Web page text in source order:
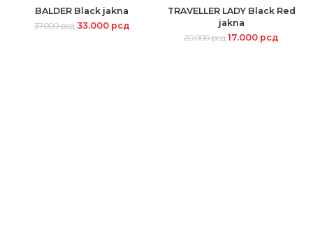
BALDER Black jakna
37.000рсд 33.000 рсд
TRAVELLER LADY Black Red
jakna
20.000рсд 17.000 рсд